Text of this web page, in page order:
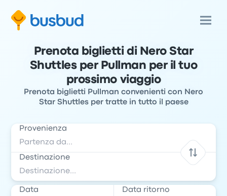
Prenota biglietti di Nero Star
Shuttles per Pullman per il tuo
prossimo viaggio
Prenota biglietti Pullman convenienti con Nero
Star Shuttles per tratte in tutto il paese
Provenienza
Destinazione
Data Data ritorno